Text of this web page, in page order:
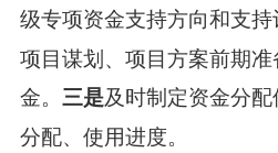
级专项资金支持方向和支持
项目谋划、项目方案前期
金。 三是及时制定资金分
分配、使用进度。